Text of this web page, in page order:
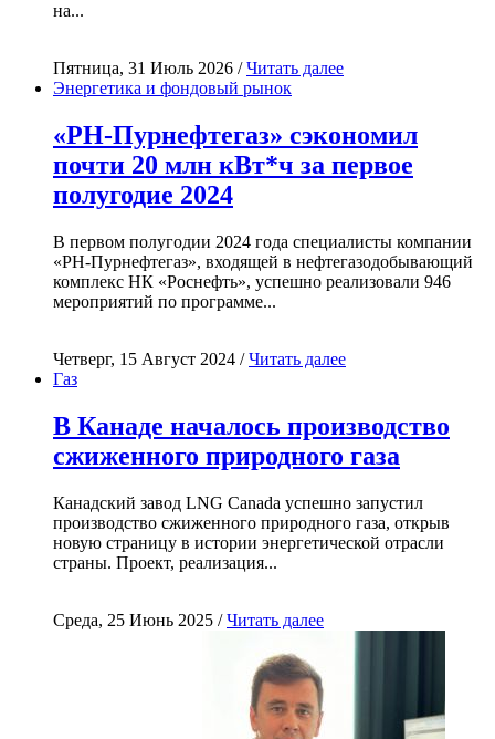
на...
Пятница, 31 Июль 2026 /Читать далее
Энергетика и фондовый рынок
«РН-Пурнефтегаз» сэкономил
почти 20 млн кВт*ч за первое
полугодие 2024
В первом полугодии 2024 года специалисты компании
«РН-Пурнефтегаз», входящей в нефтегазодобывающий
комплекс НК «Роснефть», успешно реализовали 946
мероприятий по программе...
Четверг, 15 Август 2024 /Читать далее
Газ
В Канаде началось производство
сжиженного природного газа
Канадский завод LNG Canada успешно запустил
производство сжиженного природного газа, открыв
новую страницу в истории энергетической отрасли
страны. Проект, реализация...
Среда, 25 Июнь 2025 /Читать далее